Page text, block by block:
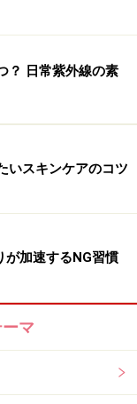
ーラーが使いや
紹介します。
ー 2
色を選ぶとよい
たら、指でサー
必要がなく、簡
2
？ 日常紫外線の素
いスキンケアのコツ
が加速するNG習慣
マ